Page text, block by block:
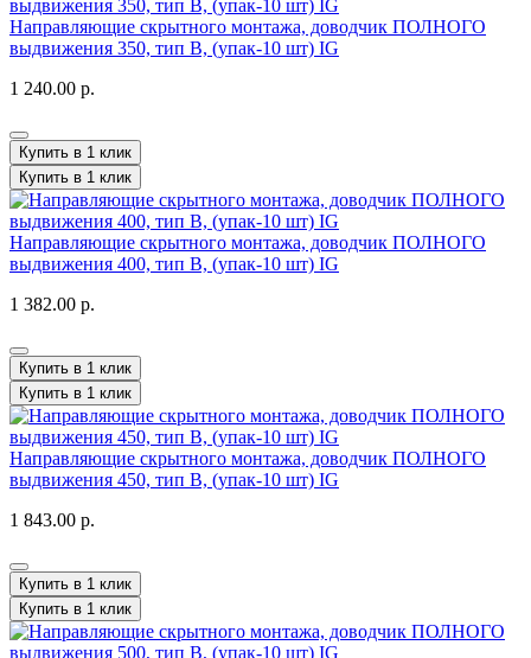
Направляющие скрытного монтажа, доводчик ПОЛНОГО
выдвижения 350, тип B, (упак-10 шт) IG
1 240.00 р.
Купить в 1 клик
Купить в 1 клик
Направляющие скрытного монтажа, доводчик ПОЛНОГО
выдвижения 400, тип B, (упак-10 шт) IG
1 382.00 р.
Купить в 1 клик
Купить в 1 клик
Направляющие скрытного монтажа, доводчик ПОЛНОГО
выдвижения 450, тип B, (упак-10 шт) IG
1 843.00 р.
Купить в 1 клик
Купить в 1 клик